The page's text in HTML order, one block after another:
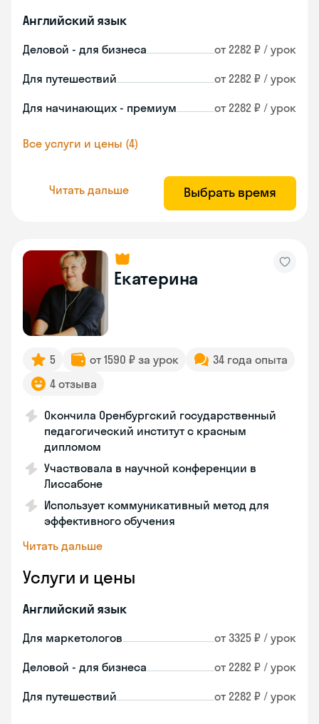
Английский язык
Деловой - для бизнеса от 2282 ₽ / урок
Для путешествий от 2282 ₽ / урок
Для начинающих - премиум от 2282 ₽ / урок
Все услуги и цены (4)
Читать дальше Выбрать время
Екатерина
5 от 1590 ₽ за урок
34 года опыта
4 отзыва
Окончила Оренбургский государственный
педагогический институт с красным
дипломом
Участвовала в научной конференции в
Лиссабоне
Использует коммуникативный метод для
эффективного обучения
Читать дальше
Услуги и цены
Английский язык
Для маркетологов от 3325 ₽ / урок
Деловой - для бизнеса от 2282 ₽ / урок
Для путешествий от 2282 ₽ / урок